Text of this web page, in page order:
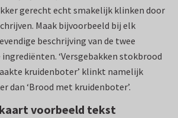
gerecht echt smakelijk klinken door
Maak bijvoorbeeld bij elk
beschrijving van de twee
‘Versgebakken stokbrood
kruidenboter’ klinkt namelijk
dan ‘Brood met kruidenboter’.
voorbeeld tekst